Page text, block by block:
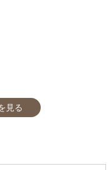
見る